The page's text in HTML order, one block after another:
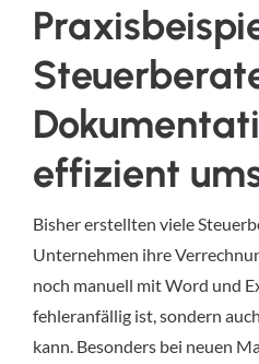
effizient
Bisher erstellten viele
Unternehmen ihre
noch manuell mit Word und
fehleranfällig ist, sondern
kann. Besonders bei neuen